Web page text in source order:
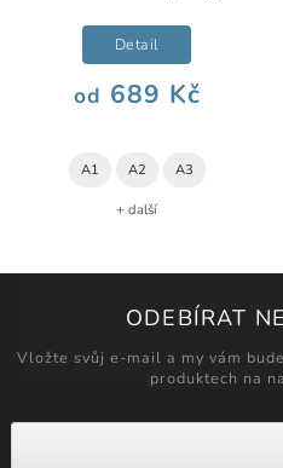
od 689 Kč
Detail
A1 A2 A3
+ další
ODEBÍRAT
Vložte svůj e-mail a my vám
produktech na